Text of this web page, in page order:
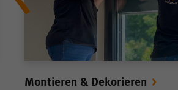
Montieren & Dekorieren